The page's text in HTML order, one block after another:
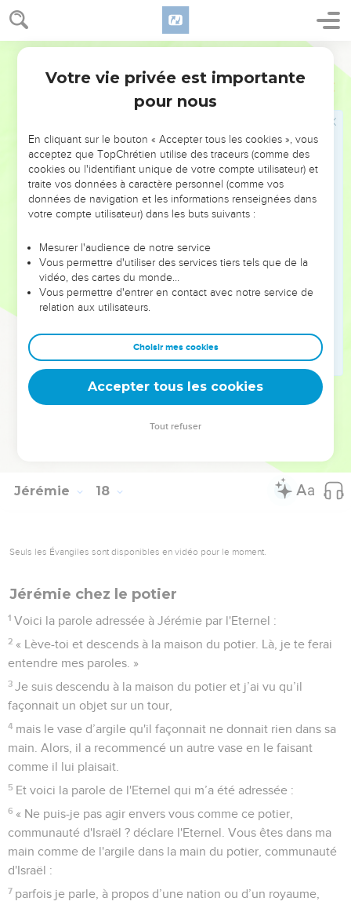
Jérémie 17
23 » Ils n'ont pas écouté, ils n'ont pas tendu l'oreille. Ils se
sont montrés réfractaires au lieu de m’écouter et de tenir
» Si vous m'écoutez vraiment, déclare l'Eternel, si vous
n'introduisez pas de fardeau par les portes de cette ville le
n’accomplissez aucun travail ce jour-là,
alors les rois et les princes qui siègent sur le trône de
David continueront à entrer par les portes de cette ville,
montés sur des chars et des chevaux, ainsi que leurs princes,
les Judéens et les habitants de Jérusalem, et cette ville
restera pour toujours habitée.
Les habitants des villes de Juda et des environs de
Jérusalem, ceux du pays de Benjamin, de la plaine, de la
montagne et du sud entreront pour offrir des holocaustes et
pour offrir des sacrifices de reconnaissance dans la maison
de l'Eternel.
» En revanche, si vous ne m’écoutez pas et ne faites pas
du jour du sabbat un jour saint en ne portant aucun fardeau,
en n’en introduisant aucun par les portes de Jérusalem le
Jérémie 18
Seuls les Évangiles sont disponibles en vidéo pour le moment.
Jérémie chez le potier
1 Voici la parole adressée à Jérémie par l'Eternel :
2 « Lève-toi et descends à la maison du potier. Là, je te ferai
entendre mes paroles. »
3 Je suis descendu à la maison du potier et j’ai vu qu’il
façonnait un objet sur un tour,
4 mais le vase d’argile qu'il façonnait ne donnait rien dans sa
main. Alors, il a recommencé un autre vase en le faisant
comme il lui plaisait.
5 Et voici la parole de l'Eternel qui m’a été adressée :
6 « Ne puis-je pas agir envers vous comme ce potier,
communauté d'Israël ? déclare l'Eternel. Vous êtes dans ma
main comme de l'argile dans la main du potier, communauté
d'Israël :
7 parfois je parle, à propos d’une nation ou d’un royaume,
Votre vie privée est importante
pour nous
En cliquant sur le bouton « Accepter tous les cookies », vous
acceptez que TopChrétien utilise des traceurs (comme des
cookies ou l'identifiant unique de votre compte utilisateur) et
traite vos données à caractère personnel (comme vos
données de navigation et les informations renseignées dans
votre compte utilisateur) dans les buts suivants :
Mesurer l'audience de notre service
Vous permettre d'utiliser des services tiers tels que de la
vidéo, des cartes du monde…
Vous permettre d'entrer en contact avec notre service de
relation aux utilisateurs.
Choisir mes cookies
Accepter tous les cookies
Tout refuser